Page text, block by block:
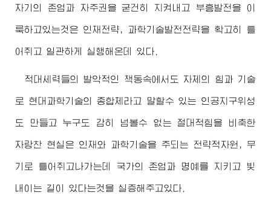
자기의 존엄과 자주권을 굳건히 지켜내고 부흥발전을 이
룩하고있는것은 인재전략, 과학기술발전전략을 확고히 틀
어쥐고 일관하게 실행해온데 있다.
적대세력들의 발악적인 책동속에서도 자체의 힘과 기술
로 현대과학기술의 종합체라고 말할수 있는 인공지구위성
도 만들고 누구도 감히 넘볼수 없는 절대적힘을 비축한
자랑찬 현실은 인재와 과학기술을 주되는 전략적자원, 무
기로 틀어쥐고나가는데 국가의 존엄과 명예를 지키고 빛
내이는 길이 있다는것을 실증해주고있다.